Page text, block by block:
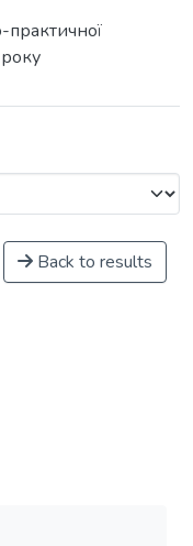
практичної
Back to results